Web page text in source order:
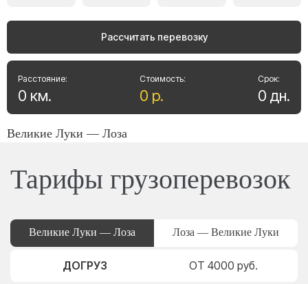
Рассчитать перевозку
Стоимость:
0 р.
Расстояние:
0 км.
Срок:
0 дн.
Великие Луки — Лоза
Тарифы грузоперевозок
Великие Луки — Лоза Лоза — Великие Луки
ДОГРУЗ ОТ 4000 руб.